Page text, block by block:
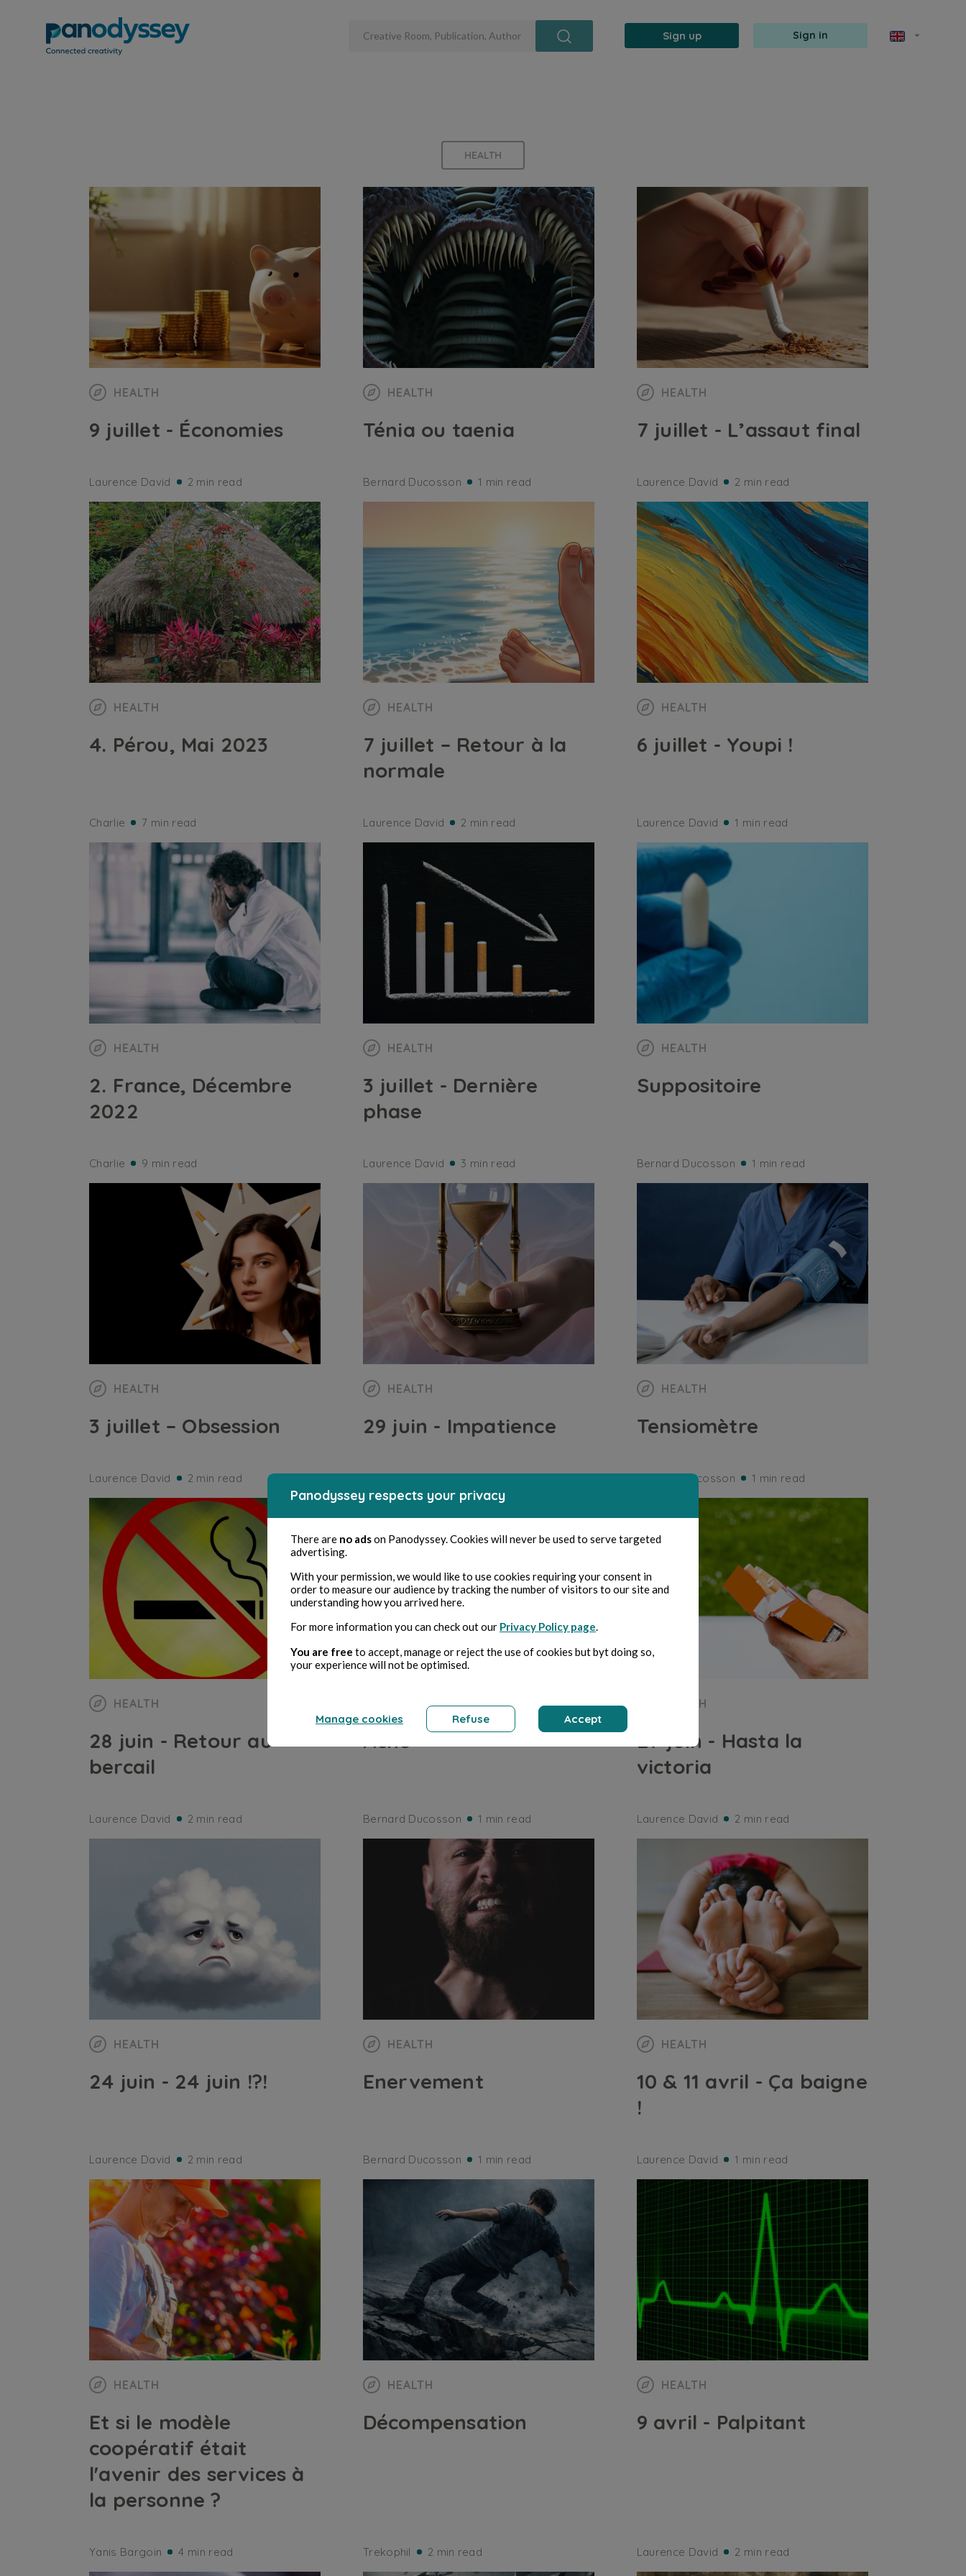
Sign up Sign in
HEALTH
HEALTH
9 juillet - Économies
Laurence David 2 min read
HEALTH
Ténia ou taenia
Bernard Ducosson 1 min read
HEALTH
7 juillet - L’assaut final
Laurence David 2 min read
HEALTH
4. Pérou, Mai 2023
Charlie 7 min read
HEALTH
7 juillet – Retour à la
normale
Laurence David 2 min read
HEALTH
6 juillet - Youpi !
Laurence David 1 min read
HEALTH
2. France, Décembre
2022
Charlie 9 min read
HEALTH
3 juillet - Dernière
phase
Laurence David 3 min read
HEALTH
Suppositoire
Bernard Ducosson 1 min read
HEALTH
3 juillet – Obsession
Laurence David 2 min read
HEALTH
29 juin - Impatience
Laurence David 2 min read
HEALTH
Tensiomètre
Bernard Ducosson 1 min read
HEALTH
28 juin - Retour au
bercail
Laurence David 2 min read
HEALTH
Acné
Bernard Ducosson 1 min read
HEALTH
27 juin - Hasta la
victoria
Laurence David 2 min read
HEALTH
24 juin - 24 juin !?!
Laurence David 2 min read
HEALTH
Enervement
Bernard Ducosson 1 min read
HEALTH
10 & 11 avril - Ça baigne
!
Laurence David 1 min read
HEALTH
Et si le modèle
coopératif était
l'avenir des services à
la personne ?
Yanis Bargoin 4 min read
HEALTH
Décompensation
Trekophil 2 min read
HEALTH
9 avril - Palpitant
Laurence David 2 min read
Panodyssey respects your privacy
There are no adson Panodyssey. Cookies will never be used to serve targeted
advertising.
With your permission, we would like to use cookies requiring your consent in
order to measure our audience by tracking the number of visitors to our site and
understanding how you arrived here.
For more information you can check out our Privacy Policy page.
You are free to accept, manage or reject the use of cookies but byt doing so,
your experience will not be optimised.
Manage cookies Refuse Accept